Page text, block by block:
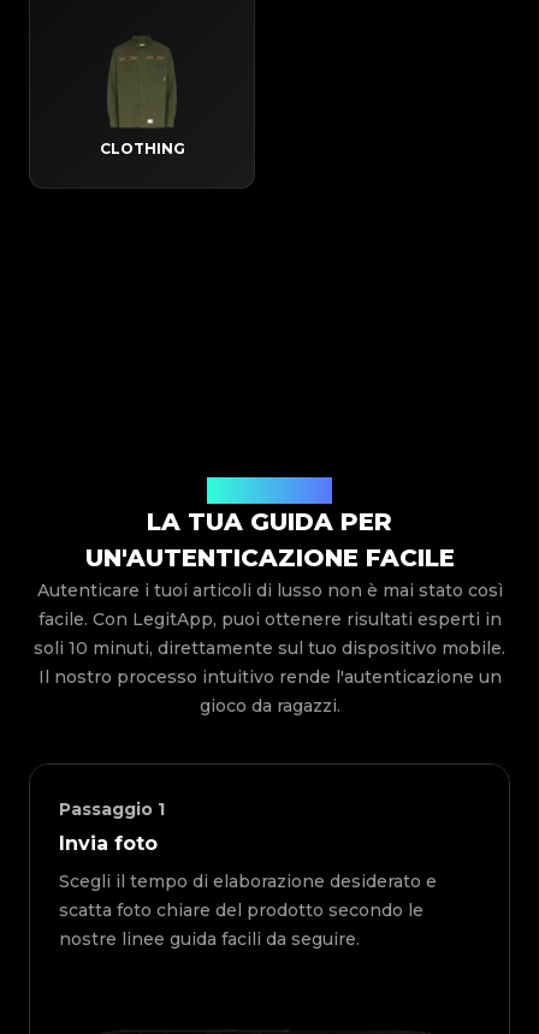
CLOTHING
LA TUA GUIDA PER
UN'AUTENTICAZIONE FACILE
Autenticare i tuoi articoli di lusso non è mai stato così
facile. Con LegitApp, puoi ottenere risultati esperti in
soli 10 minuti, direttamente sul tuo dispositivo mobile.
Il nostro processo intuitivo rende l'autenticazione un
gioco da ragazzi.
Passaggio 1
Invia foto
Scegli il tempo di elaborazione desiderato e
scatta foto chiare del prodotto secondo le
nostre linee guida facili da seguire.